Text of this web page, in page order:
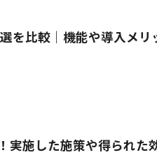
を比較｜機能や導入メ
実施した施策や得られた